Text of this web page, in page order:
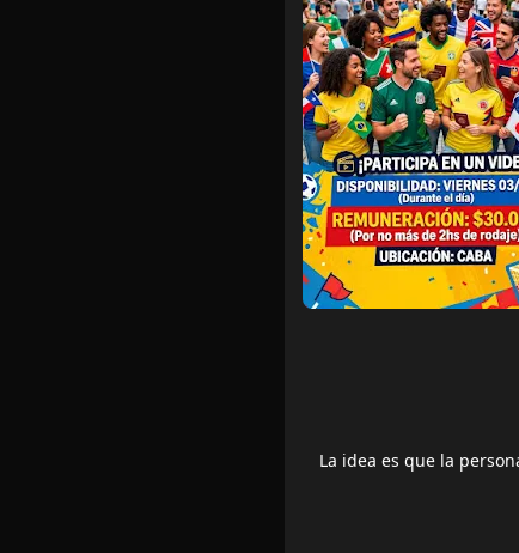
La idea es que la